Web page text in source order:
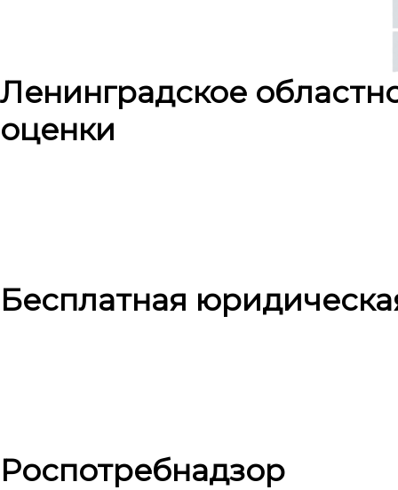
Ленинградское
оценки
Бесплатная
Роспотребнадзор